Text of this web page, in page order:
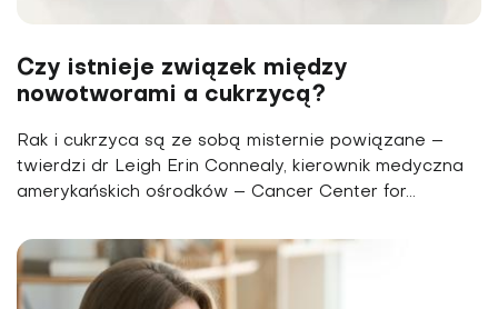
Czy istnieje związek między
nowotworami a cukrzycą?
Rak i cukrzyca są ze sobą misternie powiązane –
twierdzi dr Leigh Erin Connealy, kie­rownik medyczna
amerykańskich ośrodków – Cancer Center for...